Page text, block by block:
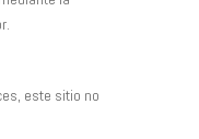
este sitio no